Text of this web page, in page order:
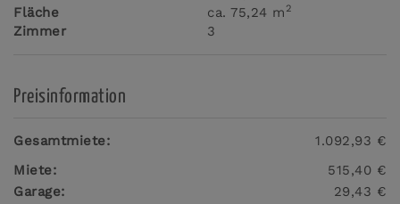
Fläche
ca. 75,24 m 2
Zimmer 3
Preisinformation
Gesamtmiete:
1.092,93 €
Miete:
515,40 €
Garage:
29,43 €